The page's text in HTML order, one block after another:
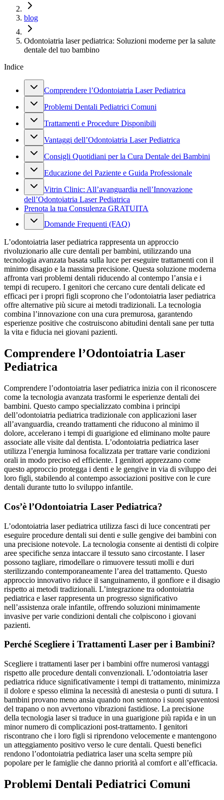
blog
Odontoiatria laser pediatrica: Soluzioni moderne per la salute
dentale del tuo bambino
Indice
Comprendere l’Odontoiatria Laser Pediatrica
Problemi Dentali Pediatrici Comuni
Trattamenti e Procedure Disponibili
Vantaggi dell’Odontoiatria Laser Pediatrica
Consigli Quotidiani per la Cura Dentale dei Bambini
Educazione del Paziente e Guida Professionale
Vitrin Clinic: All’avanguardia nell’Innovazione
dell’Odontoiatria Laser Pediatrica
Prenota la tua Consulenza GRATUITA
Domande Frequenti (FAQ)
L’odontoiatria laser pediatrica rappresenta un approccio
rivoluzionario alle cure dentali per bambini, utilizzando una
tecnologia avanzata basata sulla luce per eseguire trattamenti con il
minimo disagio e la massima precisione. Questa soluzione moderna
affronta vari problemi dentali riducendo al contempo l’ansia e i
tempi di recupero. I genitori che cercano cure dentali delicate ed
efficaci per i propri figli scoprono che l’odontoiatria laser pediatrica
offre alternative più sicure ai metodi tradizionali. La tecnologia
combina l’innovazione con una cura premurosa, garantendo
esperienze positive che costruiscono abitudini dentali sane per tutta
la vita e fiducia nei giovani pazienti.
Comprendere l’Odontoiatria Laser
Pediatrica
Comprendere l’odontoiatria laser pediatrica inizia con il riconoscere
come la tecnologia avanzata trasformi le esperienze dentali dei
bambini. Questo campo specializzato combina i principi
dell’odontoiatria pediatrica tradizionale con applicazioni laser
all’avanguardia, creando trattamenti che riducono al minimo il
dolore, accelerano i tempi di guarigione ed eliminano molte paure
associate alle visite dal dentista. L’odontoiatria pediatrica laser
utilizza l’energia luminosa focalizzata per trattare varie condizioni
orali in modo preciso ed efficiente. I genitori apprezzano come
questo approccio protegga i denti e le gengive in via di sviluppo dei
loro figli, stabilendo al contempo associazioni positive con le cure
dentali durante tutto lo sviluppo infantile.
Cos’è l’Odontoiatria Laser Pediatrica?
L’odontoiatria laser pediatrica utilizza fasci di luce concentrati per
eseguire procedure dentali sui denti e sulle gengive dei bambini con
una precisione notevole. La tecnologia consente ai dentisti di colpire
aree specifiche senza intaccare il tessuto sano circostante. I laser
possono tagliare, rimodellare o rimuovere tessuti molli e duri
sterilizzando contemporaneamente l’area del trattamento. Questo
approccio innovativo riduce il sanguinamento, il gonfiore e il disagio
rispetto ai metodi tradizionali. L’integrazione tra odontoiatria
pediatrica e laser rappresenta un progresso significativo
nell’assistenza orale infantile, offrendo soluzioni minimamente
invasive per varie condizioni dentali che colpiscono i giovani
pazienti.
Perché Scegliere i Trattamenti Laser per i Bambini?
Scegliere i trattamenti laser per i bambini offre numerosi vantaggi
rispetto alle procedure dentali convenzionali. L’odontoiatria laser
pediatrica riduce significativamente i tempi di trattamento, minimizza
il dolore e spesso elimina la necessità di anestesia o punti di sutura. I
bambini provano meno ansia quando non sentono i suoni spaventosi
del trapano o non avvertono vibrazioni fastidiose. La precisione
della tecnologia laser si traduce in una guarigione più rapida e in un
minor numero di complicazioni post-trattamento. I genitori
riscontrano che i loro figli si riprendono velocemente e mantengono
un atteggiamento positivo verso le cure dentali. Questi benefici
rendono l’odontoiatria pediatrica laser una scelta sempre più
popolare per le famiglie che danno priorità al comfort e all’efficacia.
Problemi Dentali Pediatrici Comuni